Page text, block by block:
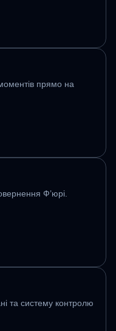
прямо на
Ф’юрі.
та систему контролю